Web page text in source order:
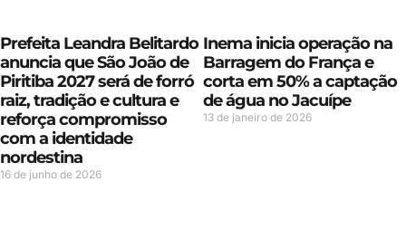
Prefeita Leandra Belitardo
anuncia que São João de
Piritiba 2027 será de forró
raiz, tradição e cultura e
reforça compromisso
com a identidade
nordestina
16 de junho de 2026
Inema inicia operação na
Barragem do França e
corta em 50% a captação
de água no Jacuípe
13 de janeiro de 2026